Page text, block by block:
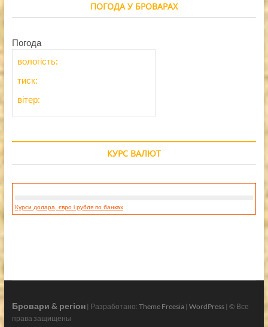
ПОГОДА У БРОВАРАХ
Погода
вологість:
тиск:
вітер:
КУРС ВАЛЮТ
Курси долара, євро і рубля по банках
Бровари & регіон| Разработано: Theme Freesia| WordPress| © Все
права защищены